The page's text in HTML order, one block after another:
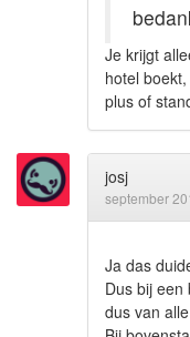
Je krijgt
hotel
plus of
josj
september
Ja das
Dus bij een
dus van